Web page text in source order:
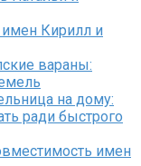
Кирилл и
вараны:
на дому:
ради быстрого
имен